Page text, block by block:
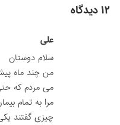
۱۲ دیدگاه
علی
سلام دوستان
من چند ماه
می مردم که
مرا به تمام
چیزی گفتند